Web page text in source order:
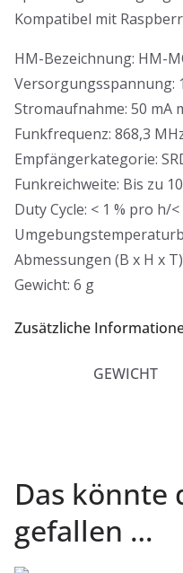
Kompatibel mit
HM-Bezeichnung: HM-
Versorgungsspannung:
Stromaufnahme: 50 mA
Funkfrequenz: 868,3
Empfängerkategorie:
Funkreichweite: Bis zu
Duty Cycle: < 1 % pro h/
Abmessungen (B x H x
Gewicht: 6 g
Zusätzliche
GEWICHT
Das könnte
gefallen …